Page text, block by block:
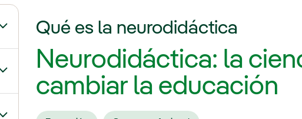
Alternar el submenú para ¿Por qué Iberdrola?
Alternar el submenú para Carreras en Iberdrola
Qué es la neurodidáctica
Neurodidáctica: la
cambiar la educación